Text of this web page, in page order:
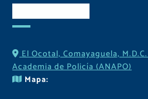
El Ocotal, Comayaguela,
Academia de Policía (ANAPO)
Mapa: